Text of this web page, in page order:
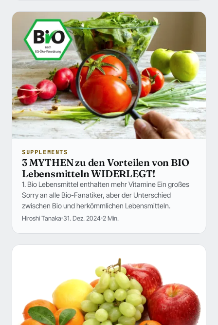
SUPPLEMENTS
3 MYTHEN zu den Vorteilen von BIO
Lebensmitteln WIDERLEGT!
1. Bio Lebensmittel enthalten mehr Vitamine Ein großes
Sorry an alle Bio-Fanatiker, aber der Unterschied
zwischen Bio und herkömmlichen Lebensmitteln.
Hiroshi Tanaka 31. Dez. 2024 2 Min.